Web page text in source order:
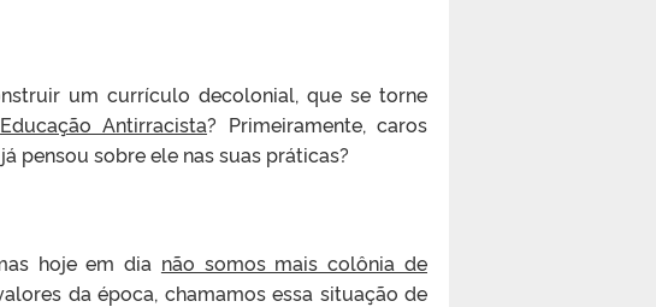
um currículo decolonial, que se torne
Educação Antirracista? Primeiramente, caros
pensou sobre ele nas suas práticas?
hoje em dia não somos mais colônia de
da época, chamamos essa situação de